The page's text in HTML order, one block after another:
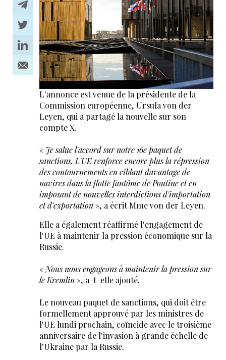
L'annonce est venue de la présidente de la
Commission européenne, Ursula von der
Leyen, qui a partagé la nouvelle sur son
compte X.
« Je salue l'accord sur notre 16e paquet de
sanctions. L'UE renforce encore plus la répression
des contournements en ciblant davantage de
navires dans la flotte fantôme de Poutine et en
imposant de nouvelles interdictions d'importation
et d'exportation », a écrit Mme von der Leyen.
Elle a également réaffirmé l'engagement de
l'UE à maintenir la pression économique sur la
Russie.
«Nous nous engageons à maintenir la pression sur
le Kremlin », a-t-elle ajouté.
Le nouveau paquet de sanctions, qui doit être
formellement approuvé par les ministres de
l'UE lundi prochain, coïncide avec le troisième
anniversaire de l'invasion à grande échelle de
l'Ukraine par la Russie.